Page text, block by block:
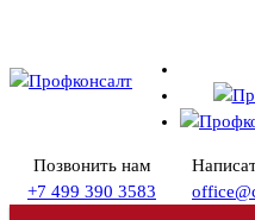
содержимому
Позвонить нам
+7 499 390 3583